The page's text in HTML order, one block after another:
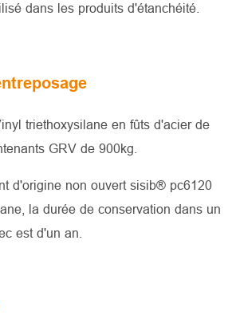
dans les produits d'étanchéité.
triethoxysilane en fûts d'acier de
GRV de 900kg.
d'origine non ouvert sisib® pc6120
la durée de conservation dans un
est d'un an.